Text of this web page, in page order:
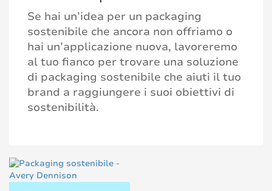
Se hai un’idea per un packaging
sostenibile che ancora non offriamo o
hai un’applicazione nuova, lavoreremo
al tuo fianco per trovare una soluzione
di packaging sostenibile che aiuti il tuo
brand a raggiungere i suoi obiettivi di
sostenibilità.